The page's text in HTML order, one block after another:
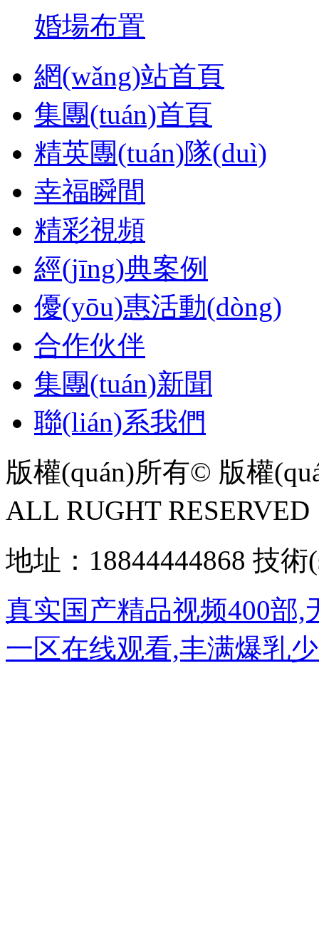
婚場布置
網(wǎng)站首頁
集團(tuán)首頁
精英團(tuán)隊(duì)
幸福瞬間
精彩視頻
經(jīng)典案例
優(yōu)惠活動(dòng)
合作伙伴
集團(tuán)新聞
聯(lián)系我們
版權(quán)所有© 版權
ALL RUGHT
地址：18844444868 技
真实国产精品视频400部
一区在线观看,丰满爆乳